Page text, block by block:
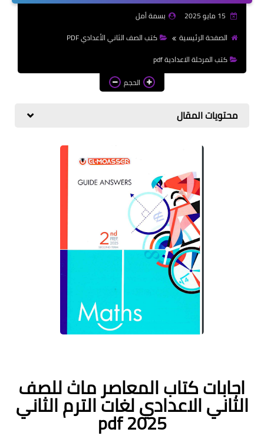
كتب المرحلة الابتدائي
بسمة أمل
الصفحة الرئيسية
كتب الصف الثاني الأعدادي PDF
كتب المرحلة الاعدادية pdf
الحجم
محتويات المقال
اجابات كتاب المعاصر ماث للصف
الثاني الاعدادي لغات الترم الثاني
pdf 2025